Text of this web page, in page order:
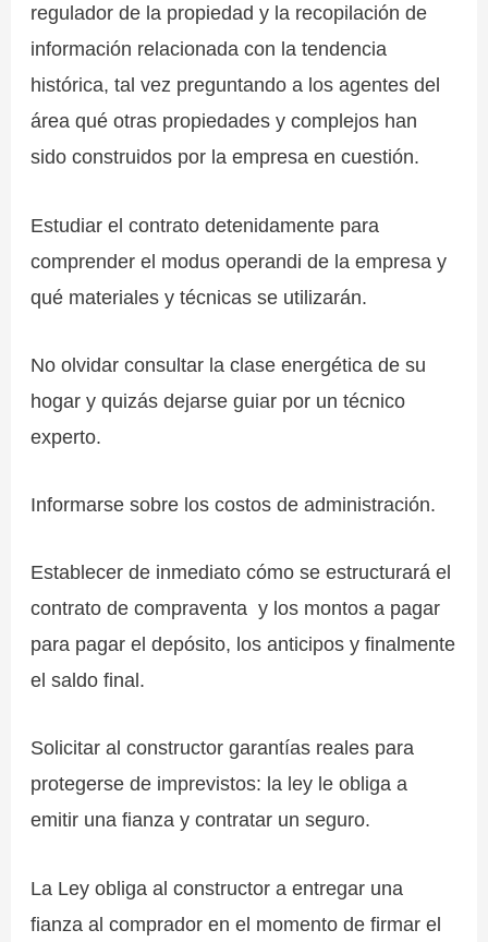
regulador de la propiedad y la recopilación de
información relacionada con la tendencia
histórica, tal vez preguntando a los agentes del
área qué otras propiedades y complejos han
sido construidos por la empresa en cuestión.
Estudiar el contrato detenidamente para
comprender el modus operandi de la empresa y
qué materiales y técnicas se utilizarán.
No olvidar consultar la clase energética de su
hogar y quizás dejarse guiar por un técnico
experto.
Informarse sobre los costos de administración.
Establecer de inmediato cómo se estructurará el
contrato de compraventa y los montos a pagar
para pagar el depósito, los anticipos y finalmente
el saldo final.
Solicitar al constructor garantías reales para
protegerse de imprevistos: la ley le obliga a
emitir una fianza y contratar un seguro.
La Ley obliga al constructor a entregar una
fianza al comprador en el momento de firmar el